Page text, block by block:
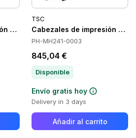
TSC 98-0470074-02LF
TSC
Cabezales de impresión
PH-MH241-0003
845,04 €
Disponible
Envío gratis hoy
Delivery in 3 days
Añadir al carrito